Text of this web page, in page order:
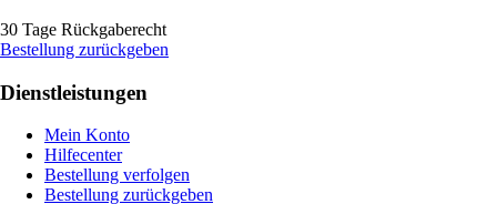
30 Tage Rückgaberecht
Bestellung zurückgeben
Dienstleistungen
Mein Konto
Hilfecenter
Bestellung verfolgen
Bestellung zurückgeben